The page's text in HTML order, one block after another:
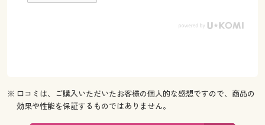
※ 口コミは、ご購入いただいたお客様の個人的な感想ですので、商品の
効果や性能を保証するものではありません。